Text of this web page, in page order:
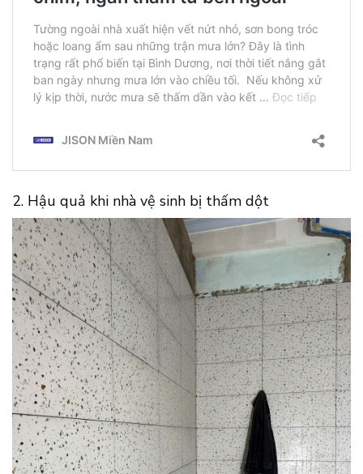
2. Hậu quả khi nhà vệ sinh bị thấm dột